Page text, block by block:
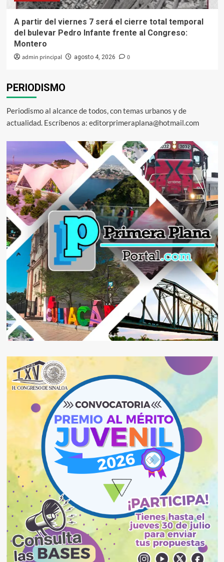
A partir del viernes 7 será el cierre total temporal
del bulevar Pedro Infante frente al Congreso:
Montero
admin principal agosto 4, 2026 0
PERIODISMO
Periodismo al alcance de todos, con temas urbanos y de
actualidad. Escríbenos a: editorprimeraplana@hotmail.com